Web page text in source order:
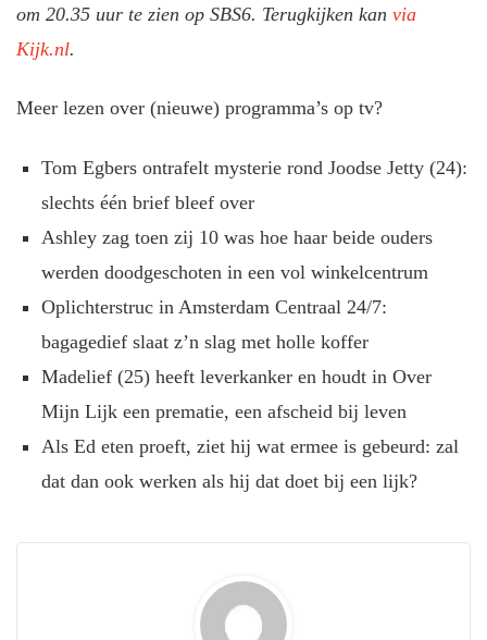
om 20.35 uur te zien op SBS6. Terugkijken kan via
Kijk.nl.
Meer lezen over (nieuwe) programma’s op tv?
Tom Egbers ontrafelt mysterie rond Joodse Jetty (24):
slechts één brief bleef over
Ashley zag toen zij 10 was hoe haar beide ouders
werden doodgeschoten in een vol winkelcentrum
Oplichterstruc in Amsterdam Centraal 24/7:
bagagedief slaat z’n slag met holle koffer
Madelief (25) heeft leverkanker en houdt in Over
Mijn Lijk een prematie, een afscheid bij leven
Als Ed eten proeft, ziet hij wat ermee is gebeurd: zal
dat dan ook werken als hij dat doet bij een lijk?